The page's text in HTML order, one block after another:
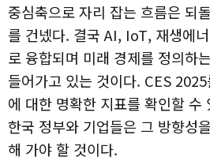
중심축으로 자리 잡는 흐름은 되
를 건넸다. 결국 AI, IoT, 재생에
로 융합되며 미래 경제를 정의하
들어가고 있는 것이다. CES
에 대한 명확한 지표를 확인할 수
한국 정부와 기업들은 그 방향성
해 가야 할 것이다.